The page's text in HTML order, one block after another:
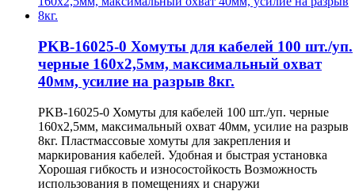
PKB-16025-0 Хомуты для кабелей 100 шт./уп.
черные 160х2,5мм, максимальный охват
40мм, усилие на разрыв 8кг.
PKB-16025-0 Хомуты для кабелей 100 шт./уп. черные
160х2,5мм, максимальный охват 40мм, усилие на разрыв
8кг. Пластмассовые хомуты для закрепления и
маркирования кабелей. Удобная и быстрая установка
Хорошая гибкость и износостойкость Возможность
использования в помещениях и снаружи